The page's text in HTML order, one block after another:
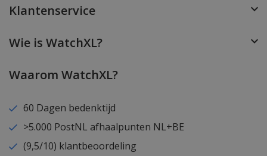
Klantenservice
Wie is WatchXL?
Waarom WatchXL?
60 Dagen bedenktijd
>5.000 PostNL afhaalpunten NL+BE
(9,5/10) klantbeoordeling